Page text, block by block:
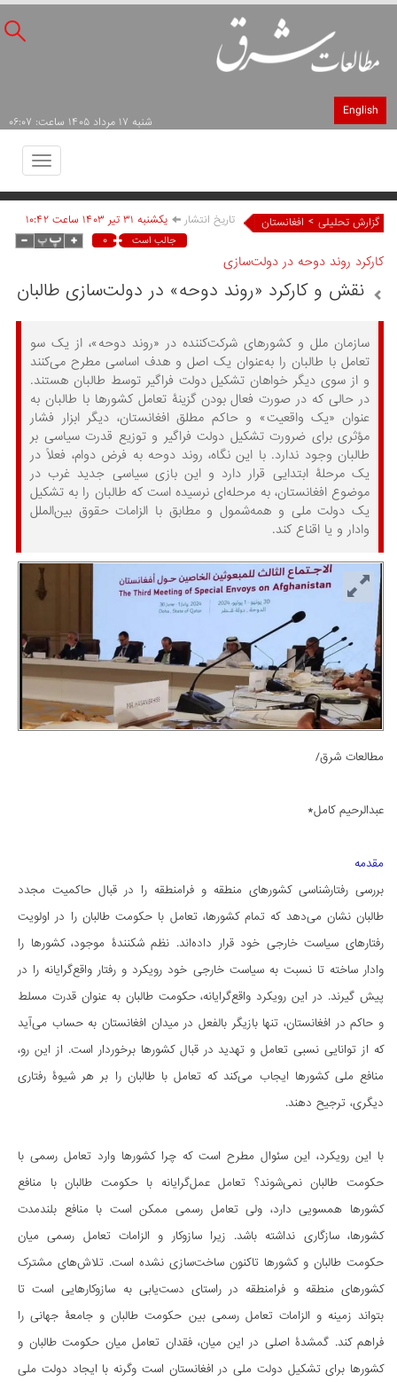
English
شنبه ۱۷ مرداد ۱۴۰۵ ساعت: ۰۶:۰۷
Toggle
گزارش تحلیلی > افغانستان تاریخ انتشار يکشنبه ۳۱ تير ۱۴۰۳ ساعت ۱۰:۴۲
جالب است ۰
کارکرد روند دوحه در دولت‌سازی
نقش و کارکرد «روند دوحه» در دولت‌سازی طالبان
سازمان ملل و کشورهای شرکت‌کننده در «روند دوحه»، از یک سو
تعامل با طالبان را به‌عنوان یک اصل و هدف اساسی مطرح می‌کنند
و از سوی دیگر خواهان تشکیل دولت فراگیر توسط طالبان هستند.
در حالی که در صورت فعال بودن گزینۀ تعامل کشورها با طالبان به
عنوان «یک واقعیت» و حاکم مطلق افغانستان، دیگر ابزار فشار
مؤثری برای ضرورت تشکیل دولت فراگیر و توزیع قدرت سیاسی بر
طالبان وجود ندارد. با این نگاه، روند دوحه به فرض دوام، فعلاً در
یک مرحلۀ ابتدایی قرار دارد و این بازی سیاسی جدید غرب در
موضوع افغانستان، به مرحله‌ای نرسیده است که طالبان را به تشکیل
یک دولت ملی و همه‌شمول و مطابق با الزامات حقوق بین‌الملل
وادار و یا اقناع کند.
مطالعات شرق/
عبدالرحیم کامل*
مقدمه
بررسی رفتارشناسی کشورهای منطقه و فرامنطقه را در قبال حاکمیت مجدد
طالبان نشان می‌دهد که تمام کشورها، تعامل با حکومت طالبان را در اولویت
رفتارهای سیاست ‌خارجی خود قرار داده‌اند. نظم شکنندۀ موجود، کشورها را
وادار ساخته تا نسبت به سیاست خارجی خود رویکرد و رفتار واقع‌گرایانه را در
پیش گیرند. در این رویکرد واقع‌گرایانه، حکومت طالبان به عنوان قدرت مسلط
و حاکم در افغانستان، تنها بازیگر بالفعل در میدان افغانستان به حساب می‌آید
که از توانایی نسبی تعامل و تهدید در قبال کشورها برخوردار است. از این رو،
منافع ملی کشورها ایجاب می‌کند که تعامل با طالبان را بر هر شیوۀ‌ رفتاری
دیگری، ترجیح دهند.
با این رویکرد، این سئوال مطرح است که چرا کشورها وارد تعامل رسمی با
حکومت طالبان نمی‌شوند؟ تعامل عمل‌گرایانه با حکومت طالبان با منافع
کشورها همسویی دارد، ولی تعامل رسمی ممکن است با منافع بلندمدت
کشورها، سازگاری نداشته باشد. زیرا سازوکار‌ و الزامات تعامل رسمی میان
حکومت طالبان و کشورها تاکنون ساخت‌سازی نشده است. تلاش‌های مشترک
کشورهای منطقه و فرامنطقه در راستای دست‌یابی به سازوکارهایی است تا
بتواند زمینه و الزامات تعامل رسمی بین حکومت طالبان و جامعۀ جهانی را
فراهم کند. گمشدۀ‌ اصلی در این میان، فقدان تعامل میان حکومت طالبان و
کشورها برای تشکیل دولت ملی در افغانستان است وگرنه با ایجاد دولت ملی